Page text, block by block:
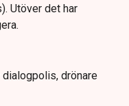
Utöver det har
drönare